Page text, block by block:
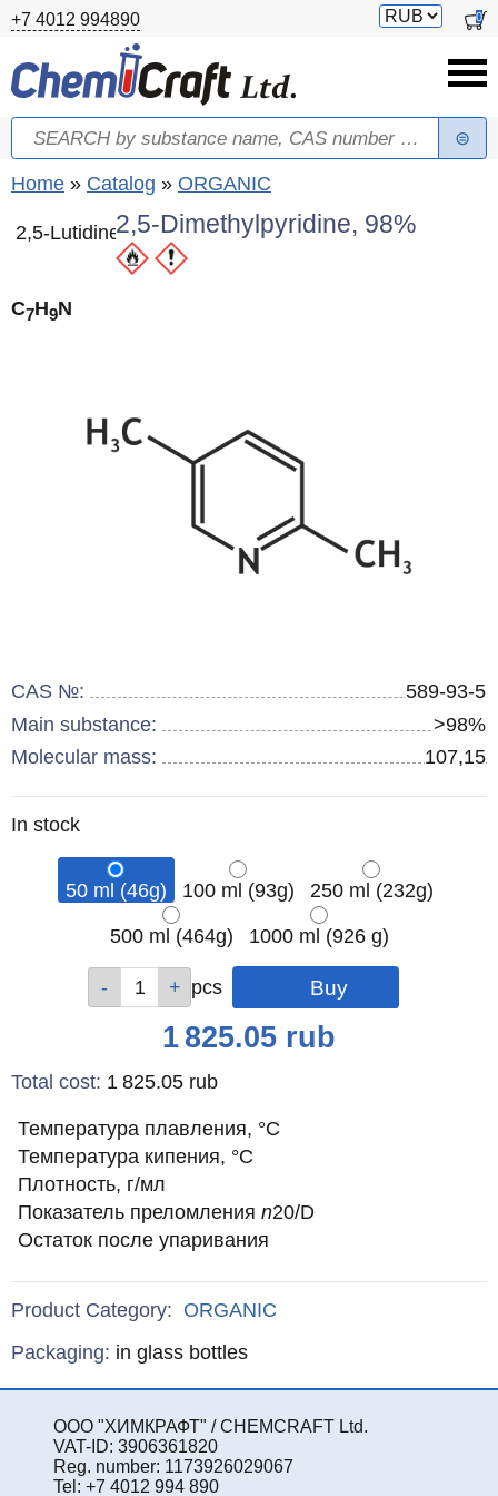
Skip to main content
+7 4012 994890
Switch
0
Search form
Search
You are here
Home » Catalog » ORGANIC
2,5-Lutidine2,5-Dimethylpyridine, 98%
C7H9N
CAS №:
589-93-5
Main substance:
>98%
Molecular mass:
107,15
Remainder
In stock
50 ml (46g) 100 ml (93g) 250 ml (232g)
500 ml (464g)
1000 ml (926 g)
pcs pcs
pcs
pcs
pcs
1 825.05 rub
Total cost: 1 825.05 rub
Температура плавления, °С
Температура кипения, °С
Плотность, г/мл
Показатель преломленияn20/D
Остаток после упаривания
Product Category: ORGANIC
Specifications
Packaging: in glass bottles
ООО "ХИМКРАФТ" / CHEMCRAFT Ltd.
VAT-ID: 3906361820
Reg. number: 1173926029067
Tel: +7 4012 994 890